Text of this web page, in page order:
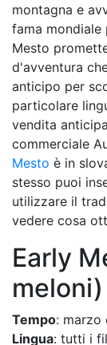
montagna e
fama
Mesto
d'avventura
anticipo per
particolare
vendita
commerciale
Mesto è in
stesso puoi
utilizzare il
vedere cosa
Early
meloni)
Tempo: marzo
Lingua: tutti i